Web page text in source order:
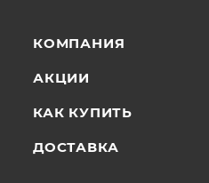
КОМПАНИЯ
АКЦИИ
КАК КУПИТЬ
ДОСТАВКА